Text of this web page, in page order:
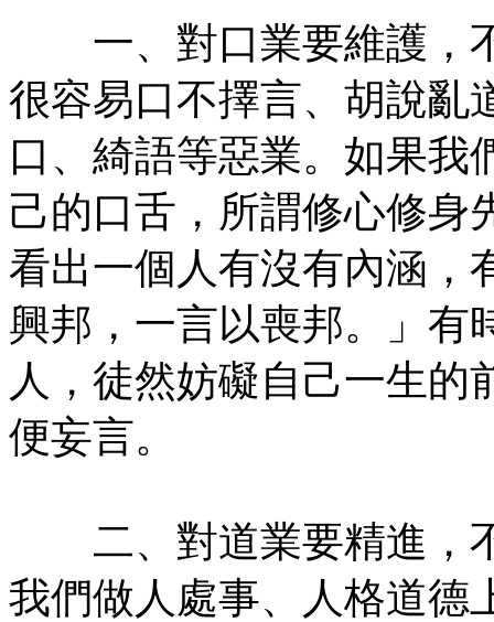
一、對口業要維護，
很容易口不擇言、胡說亂
口、綺語等惡業。如果我
己的口舌，所謂修心修身
看出一個人有沒有內涵，
興邦，一言以喪邦。」有
人，徒然妨礙自己一生的
便妄言。
二、對道業要精進，
我們做人處事、人格道德